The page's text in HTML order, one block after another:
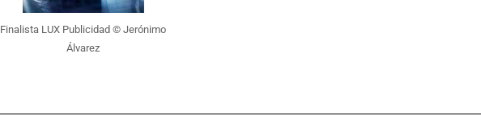
Finalista LUX Publicidad © Jerónimo
Álvarez